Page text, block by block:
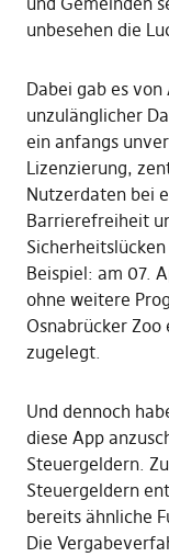
unbesehen die
Dabei gab es
unzulänglicher
ein anfangs
Lizenzierung,
Nutzerdaten bei
Barrierefreiheit
Beispiel: am 07.
ohne weitere
Osnabrücker
zugelegt.
Und dennoch
diese App
Steuergeldern.
Steuergeldern
bereits ähnliche
Die